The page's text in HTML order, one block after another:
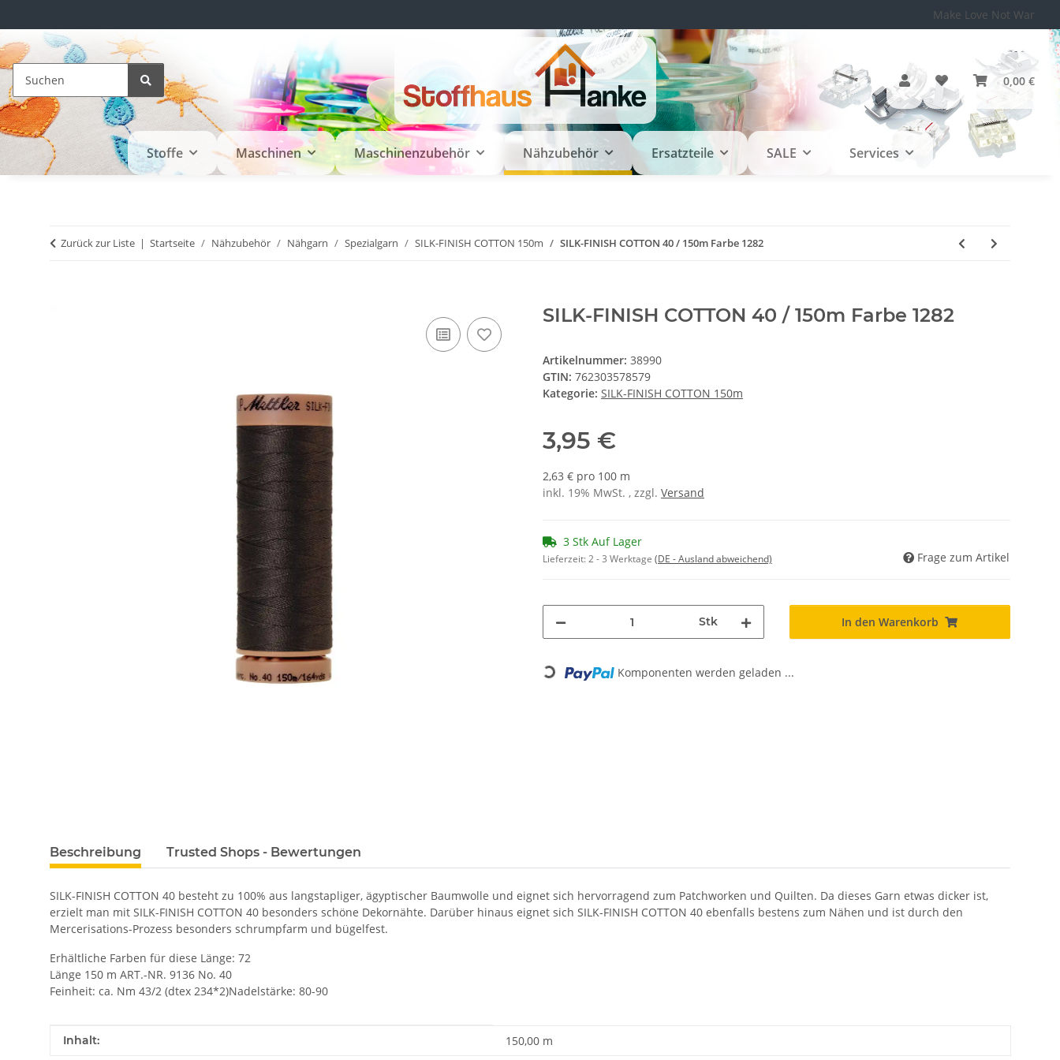
Make Love Not War
0,00 €
Stoffe Maschinen Maschinenzubehör Nähzubehör Ersatzteile SALE Services
Zurück zur Liste Startseite Nähzubehör Nähgarn Spezialgarn SILK-FINISH COTTON 150m SILK-FINISH COTTON 40 / 150m Farbe 1282
SILK-FINISH COTTON 40 / 150m Farbe 1282
Artikelnummer: 38990
GTIN: 762303578579
Kategorie: SILK-FINISH COTTON 150m
3,95 €
2,63 € pro 100 m
inkl. 19% MwSt. , zzgl. Versand
3 Stk Auf Lager
Lieferzeit:2 - 3 Werktage (DE - Ausland abweichend) Frage zum Artikel
Stk In den Warenkorb
Loading... Komponenten werden geladen ...
Beschreibung Trusted Shops - Bewertungen
SILK-FINISH COTTON 40 besteht zu 100% aus langstapliger, ägyptischer Baumwolle und eignet sich hervorragend zum Patchworken und Quilten. Da dieses Garn etwas dicker ist,
erzielt man mit SILK-FINISH COTTON 40 besonders schöne Dekornähte. Darüber hinaus eignet sich SILK-FINISH COTTON 40 ebenfalls bestens zum Nähen und ist durch den
Mercerisations-Prozess besonders schrumpfarm und bügelfest.
Erhältliche Farben für diese Länge: 72
Länge 150 m ART.-NR. 9136 No. 40
Feinheit: ca. Nm 43/2 (dtex 234*2)Nadelstärke: 80-90
Produkteigenschaft
Wert
Inhalt: 150,00 m